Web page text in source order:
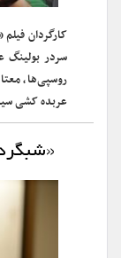
کارگردان
سردر بولینگ
روسپی‌ها،
عربده کشی